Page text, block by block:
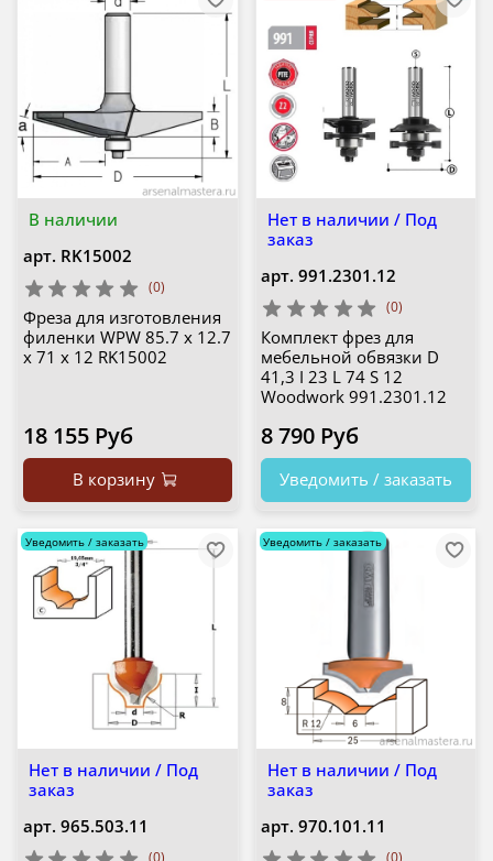
В наличии
арт. RK15002
(0)
Фреза для изготовления
филенки WPW 85.7 x 12.7
x 71 x 12 RK15002
18 155 Руб
В корзину
Нет в наличии / Под
заказ
арт. 991.2301.12
(0)
Комплект фрез для
мебельной обвязки D
41,3 I 23 L 74 S 12
Woodwork 991.2301.12
8 790 Руб
Уведомить / заказать
Нет в наличии / Под
заказ
Уведомить / заказать
арт. 965.503.11
(0)
Нет в наличии / Под
заказ
Уведомить / заказать
арт. 970.101.11
(0)